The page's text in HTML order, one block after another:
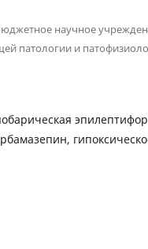
научное
патологии и